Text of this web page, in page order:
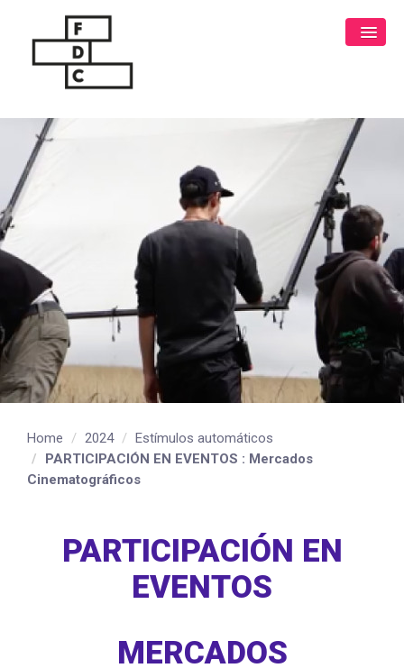
Home 2024
Estímulos automáticos
PARTICIPACIÓN EN EVENTOS : Mercados
Cinematográficos
PARTICIPACIÓN EN
EVENTOS
MERCADOS